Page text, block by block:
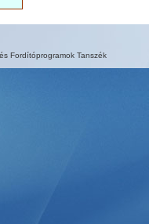
Fordítóprogramok Tanszék